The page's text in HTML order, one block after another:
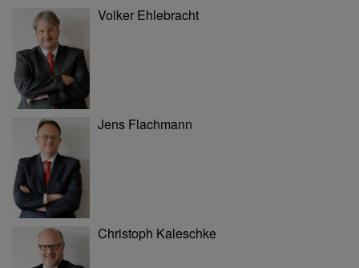
Volker Ehlebracht
Jens Flachmann
Christoph Kaleschke